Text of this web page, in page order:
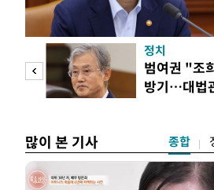
정치
범여권 "조
방기…대법
많이 본 기사 종합